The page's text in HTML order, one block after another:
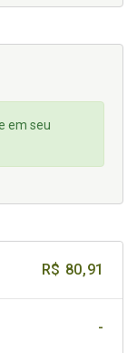
em seu
R$ 80,91
-